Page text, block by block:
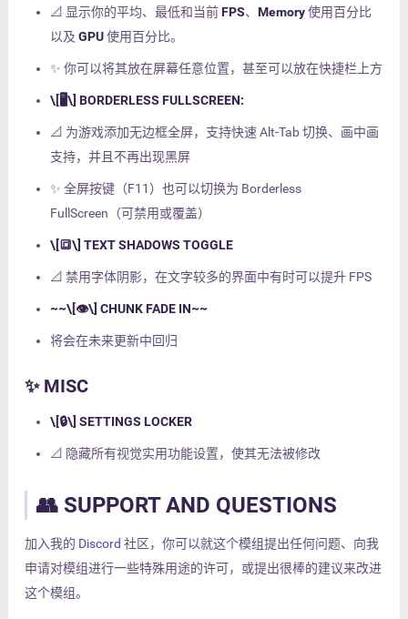
📐 显示你的平均、最低和当前FPS、 Memory使用百分比
以及 GPU使用百分比。
✨ 你可以将其放在屏幕任意位置，甚至可以放在快捷栏上方
\[🖥️\] BORDERLESS FULLSCREEN:
📐 为游戏添加无边框全屏，支持快速 Alt-Tab 切换、画中画
支持，并且不再出现黑屏
✨ 全屏按键（F11）也可以切换为 Borderless
FullScreen（可禁用或覆盖）
\[🔳\] TEXT SHADOWS TOGGLE
📐 禁用字体阴影，在文字较多的界面中有时可以提升 FPS
~~\[👁️\] CHUNK FADE IN~~
将会在未来更新中回归
✨ MISC
\[🔒\] SETTINGS LOCKER
📐 隐藏所有视觉实用功能设置，使其无法被修改
👥 SUPPORT AND QUESTIONS
加入我的 Discord 社区，你可以就这个模组提出任何问题、向我
申请对模组进行一些特殊用途的许可，或提出很棒的建议来改进
这个模组。